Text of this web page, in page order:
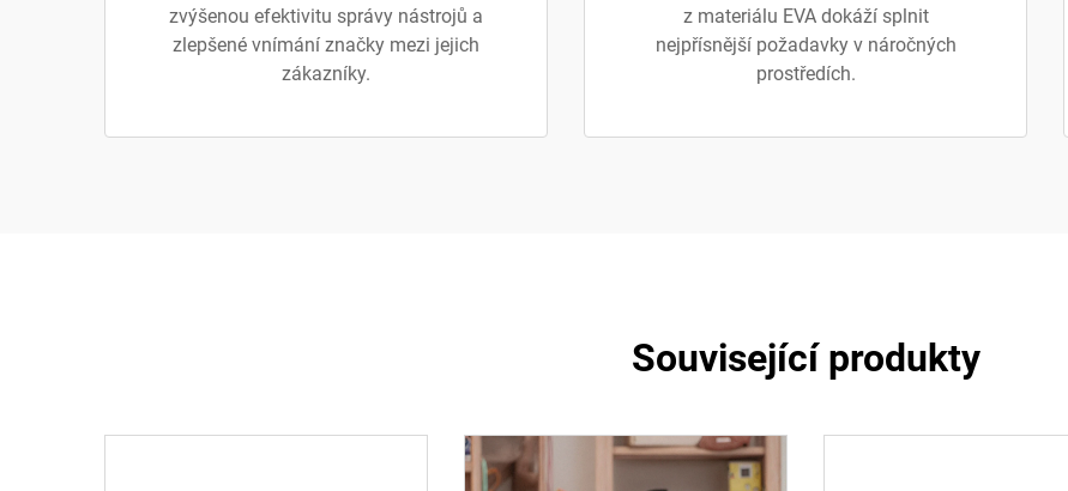
zvýšenou efektivitu správy nástrojů a
zlepšené vnímání značky mezi jejich
zákazníky.
z materiálu EVA dokáží splnit
nejpřísnější požadavky v náročných
prostředích.
Související produkty